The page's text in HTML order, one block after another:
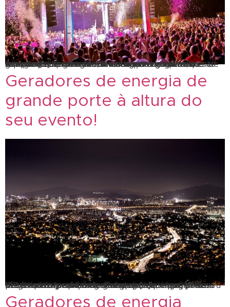
A importância dos geradores de energia para o sucesso do seu evento! A instalação de geradores de energia podem ser realizada de maneira permanente ou em curto prazo. Geralmente, para eventos, os geradores acabam sendo instalados de maneira temporária. Entretanto, ele continua sendo muito importante. O gerador de energia irá garantir que a falta de […]
Geradores de energia de
grande porte à altura do
seu evento!
Você está à procura de geradores de energia? Com a SBLOK seus problemas acabaram! Você que está procurando grupo de geradores de energia, precisa saber que não são todos os grupos que podem te oferecer um serviço de alta qualidade, afinal, para obter um fornecimento de energia elétrica é preciso de geradores confiáveis. Por que […]
Geradores de energia